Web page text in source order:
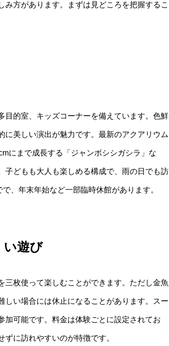
方があります。まずは見どころを把握するこ
目的室、キッズコーナーを備えています。色鮮
美しい演出が魅力です。最新のアクアリウム
にまで成長する「ジャンボシシガシラ」な
子どもも大人も楽しめる構成で、雨の日でも訪
、年末年始など一部臨時休館があります。
い遊び
枚使って楽しむことができます。ただし金魚
しい場合には休止になることがあります。スー
加可能です。料金は体験ごとに設定されてお
に訪れやすいのが特徴です。